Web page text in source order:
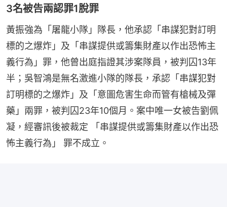
3名被告兩認罪1脫罪
黃振強為「屠龍小隊」隊長，他承認「串謀犯對訂明
標的之爆炸」及「串謀提供或籌集財產以作出恐怖主
義行為」罪，他曾出庭指證其涉案隊員，被判囚13年
半；吳智鴻是無名激進小隊的隊長，承認「串謀犯對
訂明標的之爆炸」及「意圖危害生命而管有槍械及彈
藥」兩罪，被判囚23年10個月。案中唯一女被告劉佩
凝，經審訊後被裁定 「串謀提供或籌集財產以作出恐
怖主義行為」 罪不成立。